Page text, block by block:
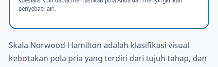
penyebab lain.
Skala Norwood-Hamilton adalah klasifikasi visual
kebotakan pola pria yang terdiri dari tujuh tahap, dan